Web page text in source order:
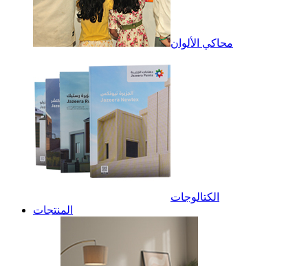
محاكي الألوان
الكتالوجات
المنتجات